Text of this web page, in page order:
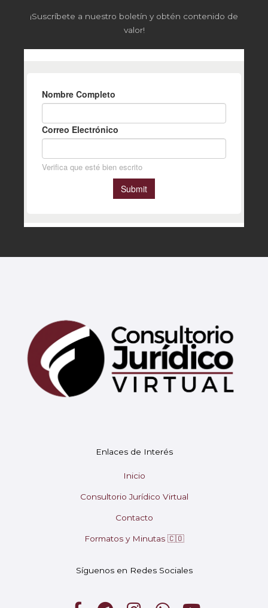
¡Suscríbete a nuestro boletín y obtén contenido de
valor!
Enlaces de Interés
Inicio
Consultorio Jurídico Virtual
Contacto
Formatos y Minutas 🇨🇴
Síguenos en Redes Sociales
¡Hola! 👋 Soy Mary tu asistente virtual.